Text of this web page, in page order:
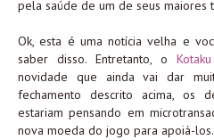
pela saúde de um de seus maiores
Ok, esta é uma notícia velha e
saber disso. Entretanto, o
novidade que ainda vai dar
fechamento descrito acima, os
estariam pensando em
nova moeda do jogo para apoiá-los.